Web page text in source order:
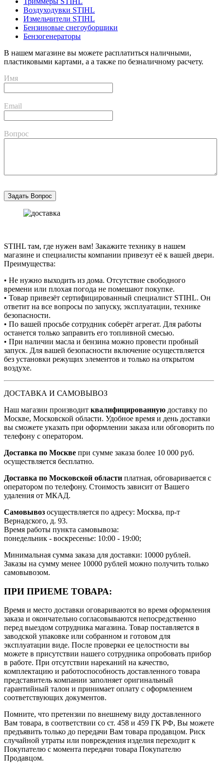
Воздуходувки STIHL
Измельчители STIHL
Бензиновые снегоуборщики
Бензогенераторы
В нашем магазине вы можете расплатиться наличными,
пластиковыми картами, а а также по безналичному расчету.
Имя
Email
Вопрос
STIHL там, где нужен вам! Закажите технику в нашем
магазине и специалисты компании привезут её к вашей двери.
Преимущества:
• Не нужно выходить из дома. Отсутствие свободного
времени или плохая погода не помешают покупке.
• Товар привезёт сертифицированный специалист STIHL. Он
ответит на все вопросы по запуску, эксплуатации, технике
безопасности.
• По вашей просьбе сотрудник соберёт агрегат. Для работы
останется только заправить его топливной смесью.
• При наличии масла и бензина можно провести пробный
запуск. Для вашей безопасности включение осуществляется
без установки режущих элементов и только на открытом
воздухе.
ДОСТАВКА И САМОВЫВОЗ
Наш магазин производит квалифицированную доставку по
Москве, Московской области. Удобное время и день доставки
вы сможете указать при оформлении заказа или обговорить по
телефону с оператором.
Доставка по Москве при сумме заказа более 10 000 руб.
осуществляется бесплатно.
Доставка по Московской области платная, обговаривается с
оператором по телефону. Стоимость зависит от Вашего
удаления от МКАД.
Самовывоз осуществляется по адресу: Москва, пр-т
Вернадского, д. 93.
Время работы пункта самовывоза:
понедельник - воскресенье: 10:00 - 19:00;
Минимальная сумма заказа для доставки: 10000 рублей.
Заказы на сумму менее 10000 рублей можно получить только
самовывозом.
ПРИ ПРИЕМЕ ТОВАРА:
Время и место доставки оговариваются во время оформления
заказа и окончательно согласовываются непосредственно
перед выездом сотрудника магазина. Товар поставляется в
заводской упаковке или собранном и готовом для
эксплуатации виде. После проверки ее целостности вы
можете в присутствии нашего сотрудника опробовать прибор
в работе. При отсутствии нареканий на качество,
комплектацию и работоспособность доставленного товара
представитель компании заполняет оригинальный
гарантийный талон и принимает оплату с оформлением
соответствующих документов.
Помните, что претензии по внешнему виду доставленного
Вам товара, в соответствии со ст. 458 и 459 ГК РФ, Вы можете
предъявить только до передачи Вам товара продавцом. Риск
случайной утраты или повреждения изделия переходит к
Покупателю с момента передачи товара Покупателю
Продавцом.